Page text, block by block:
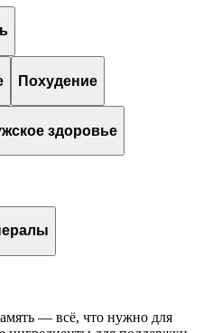
Похудение
здоровье
— всё, что нужно для